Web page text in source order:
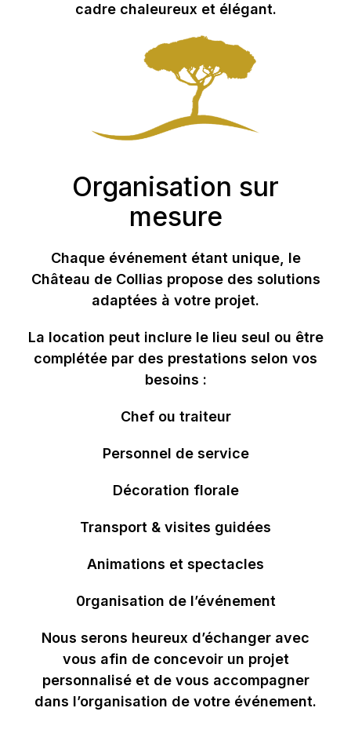
cadre chaleureux et élégant.
Organisation sur
mesure
Chaque événement étant unique, le
Château de Collias propose des solutions
adaptées à votre projet.
La location peut inclure le lieu seul ou être
complétée par des prestations selon vos
besoins :
Chef ou traiteur
Personnel de service
Décoration florale
Transport & visites guidées
Animations et spectacles
0rganisation de l’événement
Nous serons heureux d’échanger avec
vous afin de concevoir un projet
personnalisé et de vous accompagner
dans l’organisation de votre événement.